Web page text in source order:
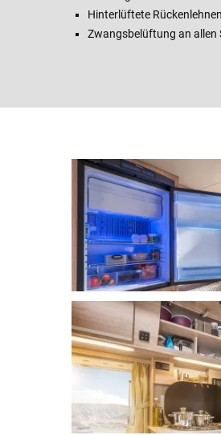
Hinterlüftete Rückenlehnen
Zwangsbelüftung an allen